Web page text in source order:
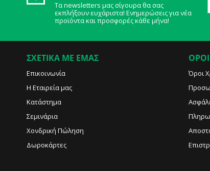
Τα newsletters μας σίγουρα θα σας
εκπλήξουν ευχάριστα! Ενημερώσεις για νέα
προϊόντα και προσφορές κάθε μήνα!
ΣΧΕΤΙΚΑ ΜΕ ΕΜΑΣ
Επικοινωνία
Η Εταιρεία μας
Κατάστημα
Σεμινάρια
Χονδρική Πώληση
Δωροκάρτες
Όροι